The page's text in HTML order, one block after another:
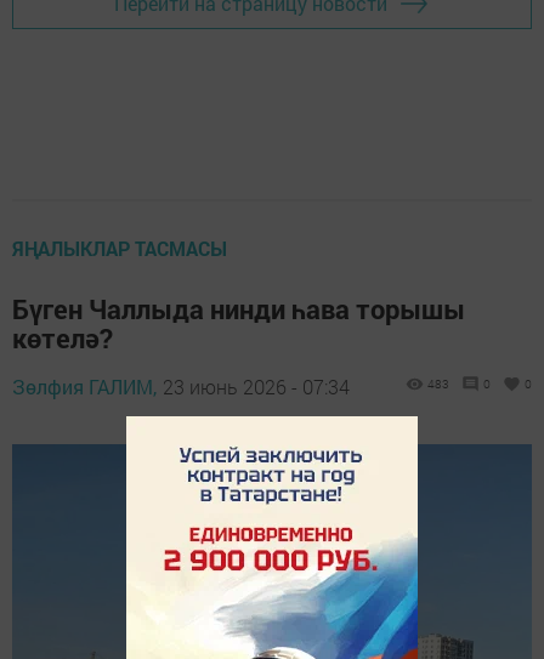
ЯҢАЛЫКЛАР ТАСМАСЫ
Бүген Чаллыда нинди һава торышы
көтелә?
Зөлфия ГАЛИМ, 23 июнь 2026 - 07:34 483 0 0